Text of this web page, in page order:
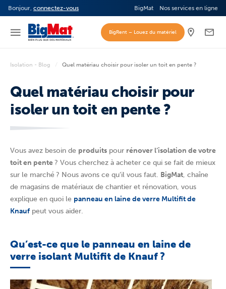
Bonjour, connectez-vous BigMat Nos services en ligne
BigRent – Louez du matériel
Isolation - Blog Quel matériau choisir pour isoler un toit en pente ?
Quel matériau choisir pour
isoler un toit en pente ?
Vous avez besoin de produits pour rénover l’isolation de votre
toit en pente? Vous cherchez à acheter ce qui se fait de mieux
sur le marché ? Nous avons ce qu’il vous faut. BigMat, chaîne
de magasins de matériaux de chantier et rénovation, vous
explique en quoi le panneau en laine de verre Multifit de
Knauf peut vous aider.
Qu’est-ce que le panneau en laine de
verre isolant Multifit de Knauf ?